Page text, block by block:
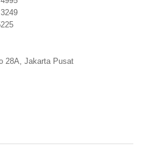
28A, Jakarta Pusat